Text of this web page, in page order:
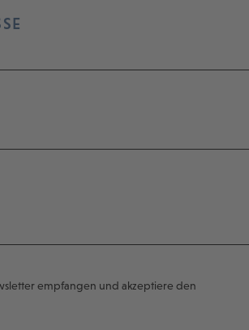
empfangen und akzeptiere den